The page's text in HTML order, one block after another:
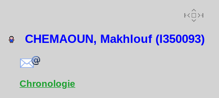
CHEMAOUN, Makhlouf (I350093)
Chronologie